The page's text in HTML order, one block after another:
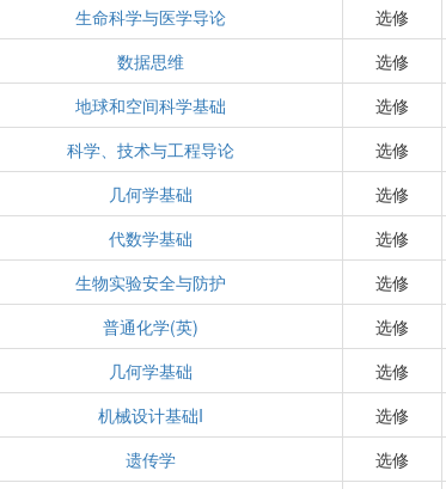
生命科学与医学导论 选修
数据思维 选修
地球和空间科学基础 选修
科学、技术与工程导论 选修
几何学基础 选修
代数学基础 选修
生物实验安全与防护 选修
普通化学(英) 选修
几何学基础 选修
机械设计基础I 选修
遗传学 选修